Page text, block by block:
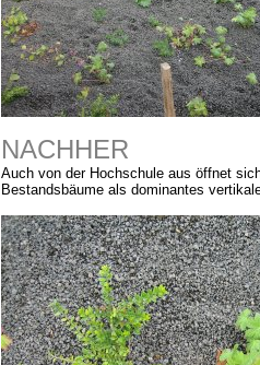
NACHHER
Auch von der Hochschule aus öffnet
Bestandsbäume als dominantes